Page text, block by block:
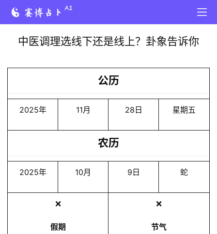
中医调理选线下还是线上？卦象告诉你
公历
2025年 11月 28日 星期五
农历
2025年 10月 9日 蛇
❌
假期
❌
节气